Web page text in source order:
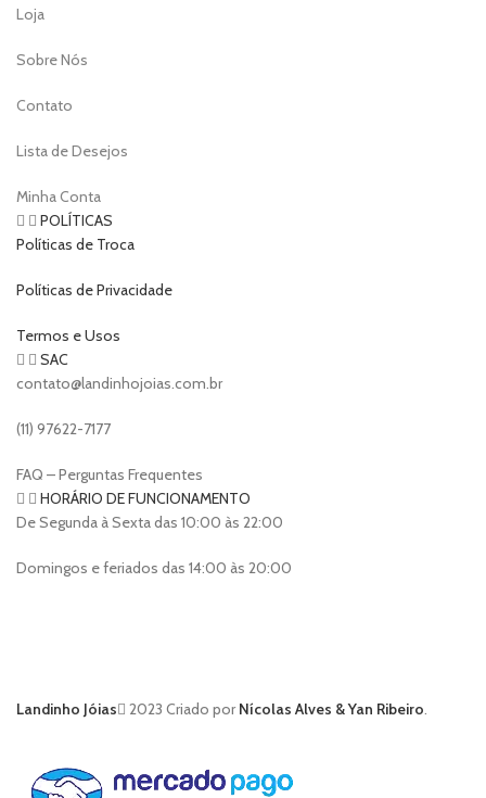
Loja
Sobre Nós
Contato
Lista de Desejos
Minha Conta
POLÍTICAS
Políticas de Troca
Políticas de Privacidade
Termos e Usos
SAC
contato@landinhojoias.com.br
(11) 97622-7177
FAQ – Perguntas Frequentes
HORÁRIO DE FUNCIONAMENTO
De Segunda à Sexta das 10:00 às 22:00
Domingos e feriados das 14:00 às 20:00
Landinho Jóias 2023 Criado porNícolas Alves & Yan Ribeiro.